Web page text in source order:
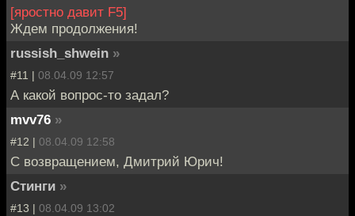
[яростно давит F5]
Ждем продолжения!
russish_shwein »
#11 | 08.04.09 12:57
А какой вопрос-то задал?
mvv76 »
#12 | 08.04.09 12:58
С возвращением, Дмитрий Юрич!
Стинги »
#13 | 08.04.09 13:02